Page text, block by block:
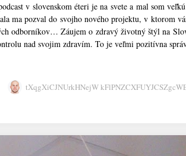
v slovenskom éteri je na svete a mal som
ma pozval do svojho nového projektu, v ktorom
odborníkov… Záujem o zdravý životný štýl na
nad svojim zdravím. To je veľmi pozitívna
tXqgXiCJNUrkHNejW